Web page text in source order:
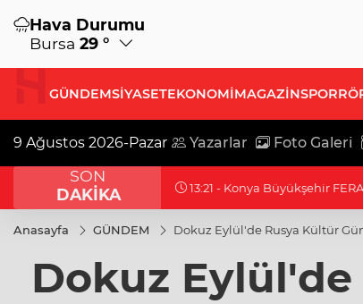
Hava Durumu
Bursa 29 °
GÜNDEMSİYASETEKONOMİMAGAZİNSPOR
9 Ağustos 2026-Pazar Yazarlar Foto Galeri
SON
DAKİKA
13:21 - Ordu’da gökdelenlerin
Anasayfa GÜNDEM Dokuz Eylül'de Rusya Kültür
Dokuz